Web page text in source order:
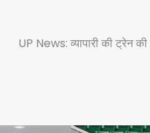
UP News: व्यापारी की ट्रेन